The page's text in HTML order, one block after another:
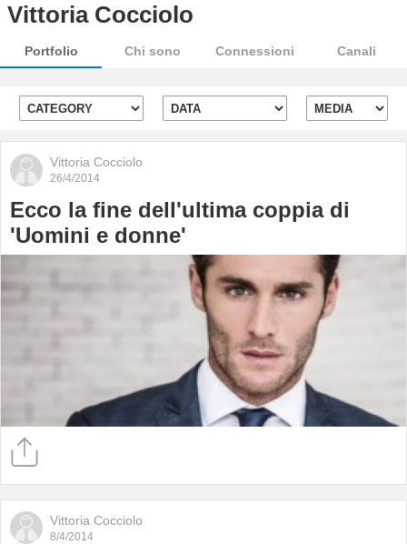
Vittoria Cocciolo
Portfolio Chi sono Connessioni Canali
Vittoria Cocciolo
26/4/2014
Ecco la fine dell'ultima coppia di
'Uomini e donne'
Vittoria Cocciolo
8/4/2014